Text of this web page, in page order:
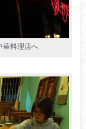
華料理店へ